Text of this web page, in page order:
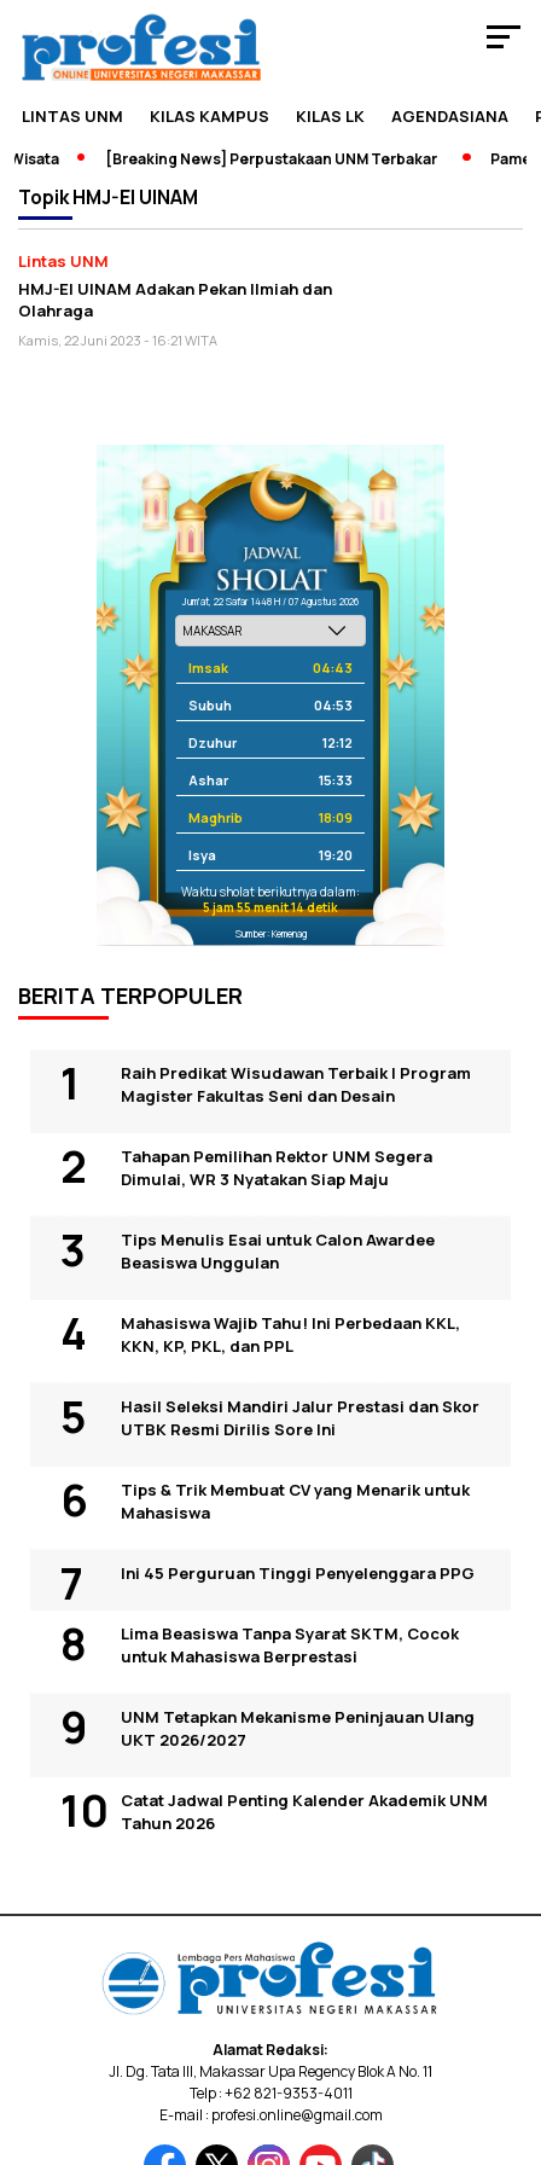
LINTAS UNM KILAS KAMPUS KILAS LK AGENDASIANA
[Breaking News] Perpustakaan UNM Terbakar
TopikHMJ-EI UINAM
Lintas UNM
HMJ-EI UINAM Adakan Pekan Ilmiah dan
Olahraga
Kamis, 22 Juni 2023 - 16:21 WITA
Jum'at, 22 Safar 1448 H / 07 Agustus 2026
Imsak 04:43
Subuh 04:53
Dzuhur 12:12
Ashar 15:33
Maghrib 18:09
Isya 19:20
Waktu sholat berikutnya dalam:
5 jam 55 menit 14 detik
Sumber: Kemenag
BERITA TERPOPULER
Raih Predikat Wisudawan Terbaik I Program
Magister Fakultas Seni dan Desain
Tahapan Pemilihan Rektor UNM Segera
Dimulai, WR 3 Nyatakan Siap Maju
Tips Menulis Esai untuk Calon Awardee
Beasiswa Unggulan
Mahasiswa Wajib Tahu! Ini Perbedaan KKL,
KKN, KP, PKL, dan PPL
Hasil Seleksi Mandiri Jalur Prestasi dan Skor
UTBK Resmi Dirilis Sore Ini
Tips & Trik Membuat CV yang Menarik untuk
Mahasiswa
Ini 45 Perguruan Tinggi Penyelenggara PPG
Lima Beasiswa Tanpa Syarat SKTM, Cocok
untuk Mahasiswa Berprestasi
UNM Tetapkan Mekanisme Peninjauan Ulang
UKT 2026/2027
Catat Jadwal Penting Kalender Akademik UNM
Tahun 2026
Alamat Redaksi:
Jl. Dg. Tata III, Makassar Upa Regency Blok A No. 11
Telp : +62 821-9353-4011
E-mail : profesi.online@gmail.com